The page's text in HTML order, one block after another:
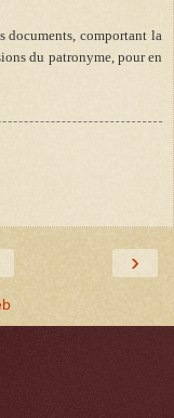
documents, comportant la
du patronyme, pour en
›